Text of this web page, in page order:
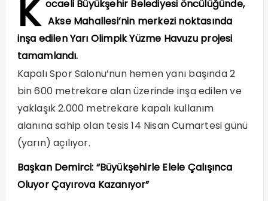
K ocaeli Büyükşehir Belediyesi öncülüğünde,
Akse Mahallesi’nin merkezi noktasında
inşa edilen Yarı Olimpik Yüzme Havuzu projesi
tamamlandı.
Kapalı Spor Salonu’nun hemen yanı başında 2
bin 600 metrekare alan üzerinde inşa edilen ve
yaklaşık 2.000 metrekare kapalı kullanım
alanına sahip olan tesis 14 Nisan Cumartesi günü
(yarın) açılıyor.
Başkan Demirci: “Büyükşehirle Elele Çalışınca
Oluyor Çayırova Kazanıyor”